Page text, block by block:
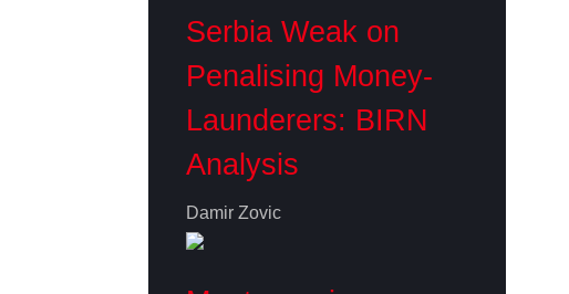
Serbia Weak on
Penalising Money-
Launderers: BIRN
Analysis
Damir Zovic